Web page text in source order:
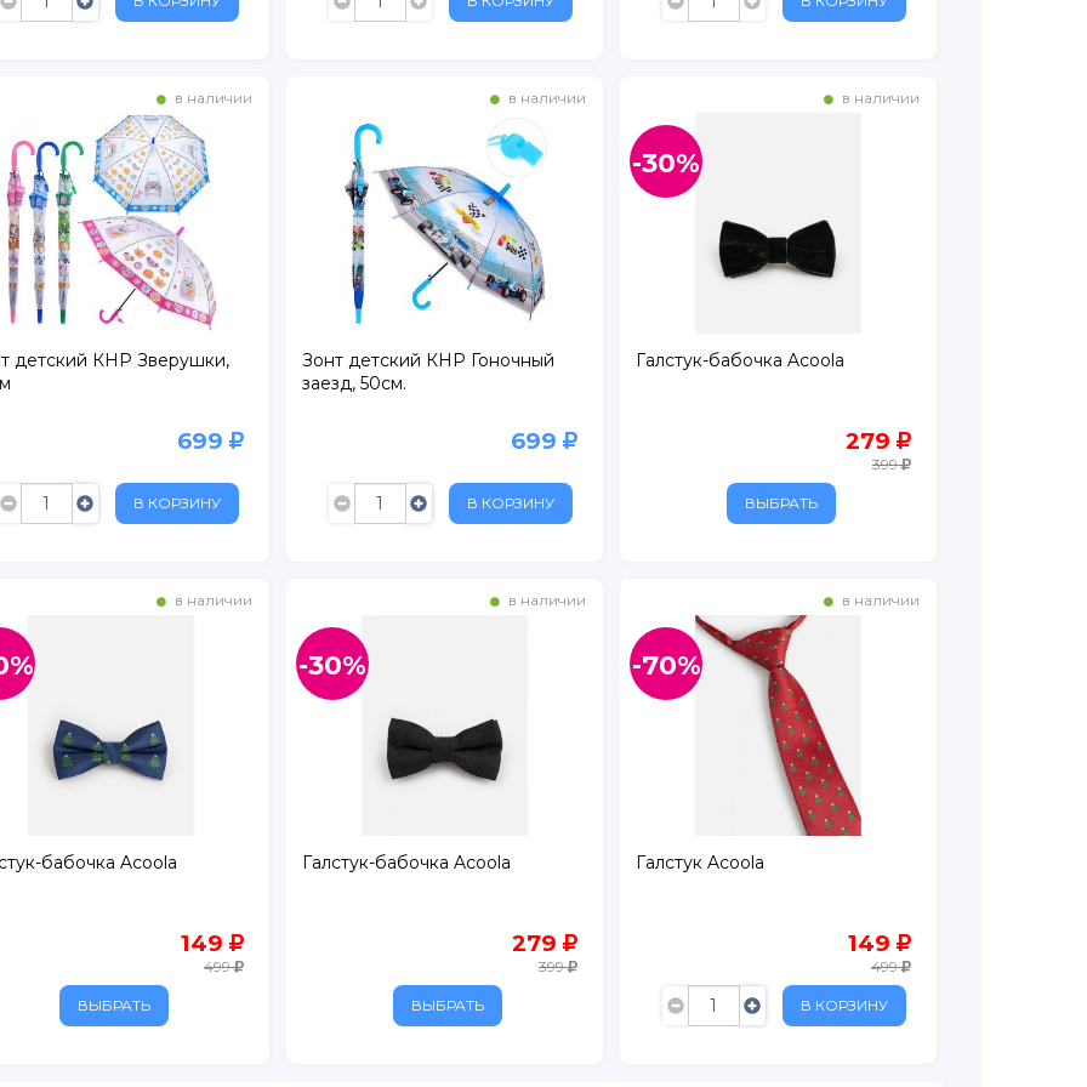
д. 134
в наличии
детский КНР Зверушки,
699
В КОРЗИНУ
в наличии
Зонт детский КНР Гоночный
заезд, 50см.
699
В КОРЗИНУ
в наличии
-30%
Галстук-бабочка Acoola
279
399
ВЫБРАТЬ
в наличии
бабочка Acoola
149
499
ВЫБРАТЬ
в наличии
-30%
Галстук-бабочка Acoola
279
399
ВЫБРАТЬ
в наличии
-70%
Галстук Acoola
149
499
В КОРЗИНУ